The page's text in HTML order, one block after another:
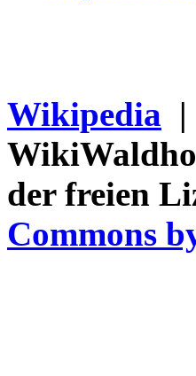
Wikipedia |
der freien
Commons